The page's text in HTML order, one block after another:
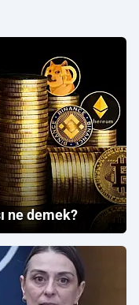
ne demek?